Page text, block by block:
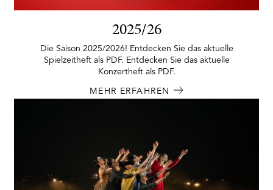
2025/26
Die Saison 2025/2026! Entdecken Sie das aktuelle
Spielzeitheft als PDF. Entdecken Sie das aktuelle
Konzertheft als PDF.
MEHR ERFAHREN